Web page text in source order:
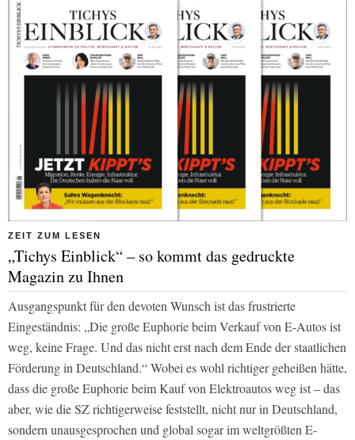
ZEIT ZUM LESEN
„Tichys Einblick“ – so kommt das gedruckte
Magazin zu Ihnen
Ausgangspunkt für den devoten Wunsch ist das frustrierte
Eingeständnis: „Die große Euphorie beim Verkauf von E-Autos ist
weg, keine Frage. Und das nicht erst nach dem Ende der staatlichen
Förderung in Deutschland.“ Wobei es wohl richtiger geheißen hätte,
dass die große Euphorie beimKaufvon Elektroautos weg ist – das
aber, wie die SZ richtigerweise feststellt, nicht nur in Deutschland,
sondern unausgesprochen und global sogar im weltgrößten E-